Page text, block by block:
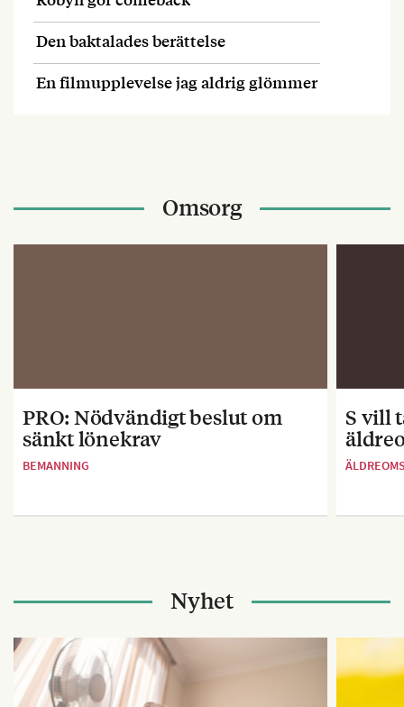
Den baktalades berättelse
En filmupplevelse jag aldrig glömmer
Omsorg
PRO: Nödvändigt beslut om
sänkt lönekrav
BEMANNING
S vill
Nyhet